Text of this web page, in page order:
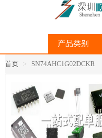
产品类别
首页 SN74AHC1G02DCKR